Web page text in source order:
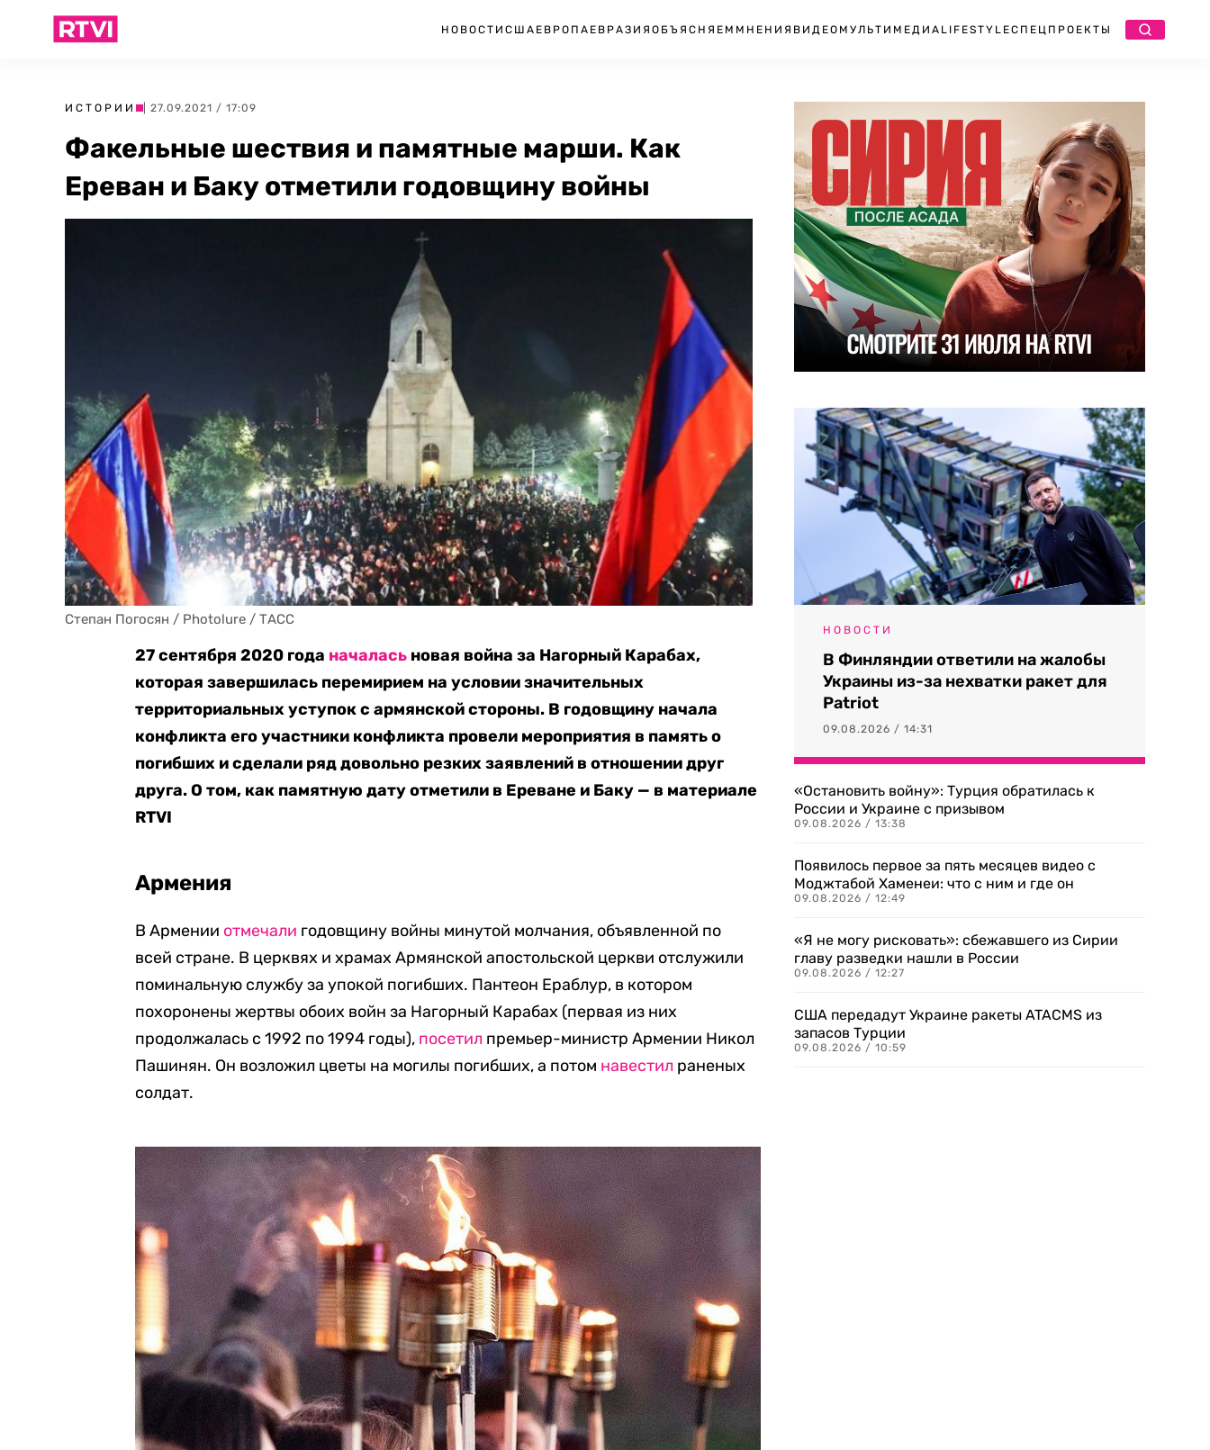
НОВОСТИ США ЕВРОПА ЕВРАЗИЯ ОБЪЯСНЯЕМ МНЕНИЯ ВИДЕО МУЛЬТИМЕДИА LIFESTYLEСПЕЦПРОЕКТЫ
ИСТОРИИ | 27.09.2021 / 17:09
Факельные шествия и памятные марши. Как
Ереван и Баку отметили годовщину войны
Степан Погосян / Photolure / ТАСС
27 сентября 2020 года началась новая война за Нагорный Карабах,
которая завершилась перемирием на условии значительных
территориальных уступок с армянской стороны. В годовщину начала
конфликта его участники конфликта провели мероприятия в память о
погибших и сделали ряд довольно резких заявлений в отношении друг
друга. О том, как памятную дату отметили в Ереване и Баку — в материале
RTVI
Армения
В Армении отмечали годовщину войны минутой молчания, объявленной по
всей стране. В церквях и храмах Армянской апостольской церкви отслужили
поминальную службу за упокой погибших. Пантеон Ераблур, в котором
похоронены жертвы обоих войн за Нагорный Карабах (первая из них
продолжалась с 1992 по 1994 годы), посетил премьер-министр Армении Никол
Пашинян. Он возложил цветы на могилы погибших, а потом навестил раненых
солдат.
НОВОСТИ
В Финляндии ответили на жалобы
Украины из-за нехватки ракет для
Patriot
09.08.2026 / 14:31
«Остановить войну»: Турция обратилась к
России и Украине с призывом
09.08.2026 / 13:38
Появилось первое за пять месяцев видео с
Моджтабой Хаменеи: что с ним и где он
09.08.2026 / 12:49
«Я не могу рисковать»: сбежавшего из Сирии
главу разведки нашли в России
09.08.2026 / 12:27
США передадут Украине ракеты ATACMS из
запасов Турции
09.08.2026 / 10:59